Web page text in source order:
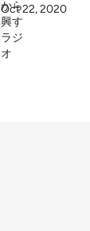
Oct 22, 2020